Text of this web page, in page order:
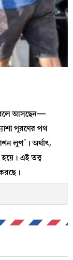
বলে আসছেন—
পূরণের পথ
লুপ’। অর্থাৎ,
এই তত্ত্ব